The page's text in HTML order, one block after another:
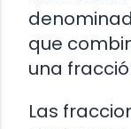
que
una
Las